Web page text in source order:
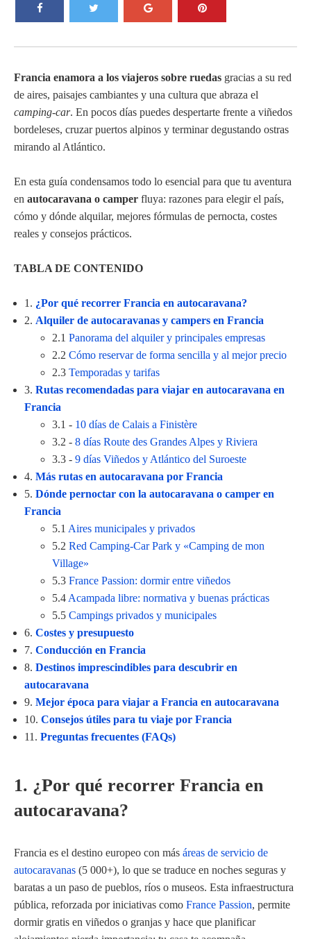
Francia enamora a los viajeros sobre ruedas gracias a su red
de aires, paisajes cambiantes y una cultura que abraza el
camping-car. En pocos días puedes despertarte frente a viñedos
bordeleses, cruzar puertos alpinos y terminar degustando ostras
mirando al Atlántico.
En esta guía condensamos todo lo esencial para que tu aventura
en autocaravana o camper fluya: razones para elegir el país,
cómo y dónde alquilar, mejores fórmulas de pernocta, costes
reales y consejos prácticos.
TABLA DE CONTENIDO
1. ¿Por qué recorrer Francia en autocaravana?
2. Alquiler de autocaravanas y campers en Francia
2.1 Panorama del alquiler y principales empresas
2.2 Cómo reservar de forma sencilla y al mejor precio
2.3 Temporadas y tarifas
3. Rutas recomendadas para viajar en autocaravana en
Francia
3.1 - 10 días de Calais a Finistère
3.2 - 8 días Route des Grandes Alpes y Riviera
3.3 - 9 días Viñedos y Atlántico del Suroeste
4. Más rutas en autocaravana por Francia
5. Dónde pernoctar con la autocaravana o camper en
Francia
5.1 Aires municipales y privados
5.2 Red Camping-Car Park y «Camping de mon
Village»
5.3 France Passion: dormir entre viñedos
5.4 Acampada libre: normativa y buenas prácticas
5.5 Campings privados y municipales
6. Costes y presupuesto
7. Conducción en Francia
8. Destinos imprescindibles para descubrir en
autocaravana
9. Mejor época para viajar a Francia en autocaravana
10. Consejos útiles para tu viaje por Francia
11. Preguntas frecuentes (FAQs)
1. ¿Por qué recorrer Francia en
autocaravana?
Francia es el destino europeo con más áreas de servicio de
autocaravanas (5 000+), lo que se traduce en noches seguras y
baratas a un paso de pueblos, ríos o museos. Esta infraestructura
pública, reforzada por iniciativas como France Passion, permite
dormir gratis en viñedos o granjas y hace que planificar